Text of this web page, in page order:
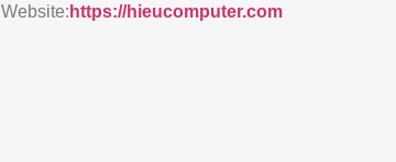
Website: https://hieucomputer.com